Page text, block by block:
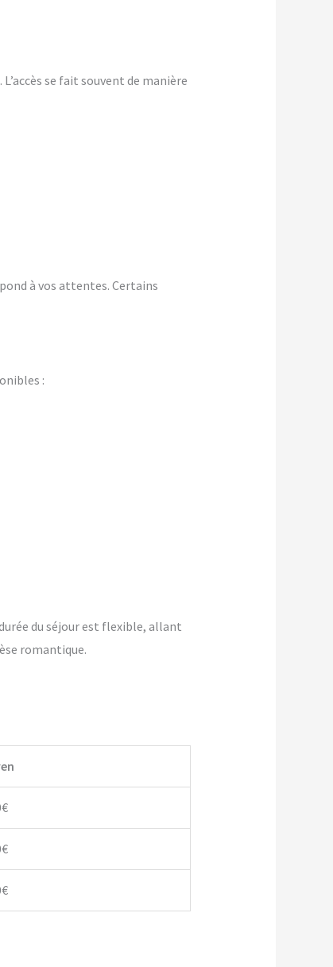
se fait souvent de manière
à vos attentes. Certains
:
du séjour est flexible, allant
romantique.